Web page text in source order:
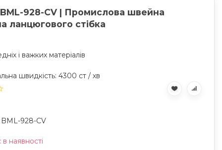
928-CV | Промислова швейна
ланцюгового стібка
і важких матеріалів
швидкість: 4300 ст / хв
BML-928-CV
наявності